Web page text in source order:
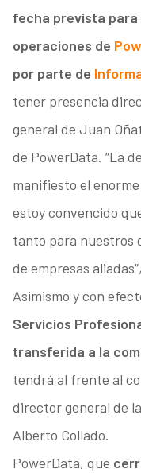
fecha prevista para
operaciones de
por parte de
tener presencia
general de Juan
de PowerData. “La
manifiesto el
estoy convencido
tanto para nuestros
de empresas
Asimismo y con
Servicios
transferida a la
tendrá al frente al
director general de
Alberto Collado.
PowerData, que